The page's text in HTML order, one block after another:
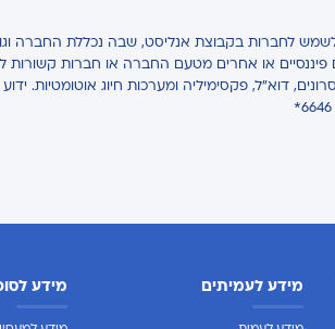
לשמש לחברות בקבוצת אנליסט, שבה נכללת החברה
פיננסיים או אחרים מטעם החברה או חברות
דוא"ל, פקסימיליה ומערכות חיוג אוטומטיות.
מידע לעמיתים מידע